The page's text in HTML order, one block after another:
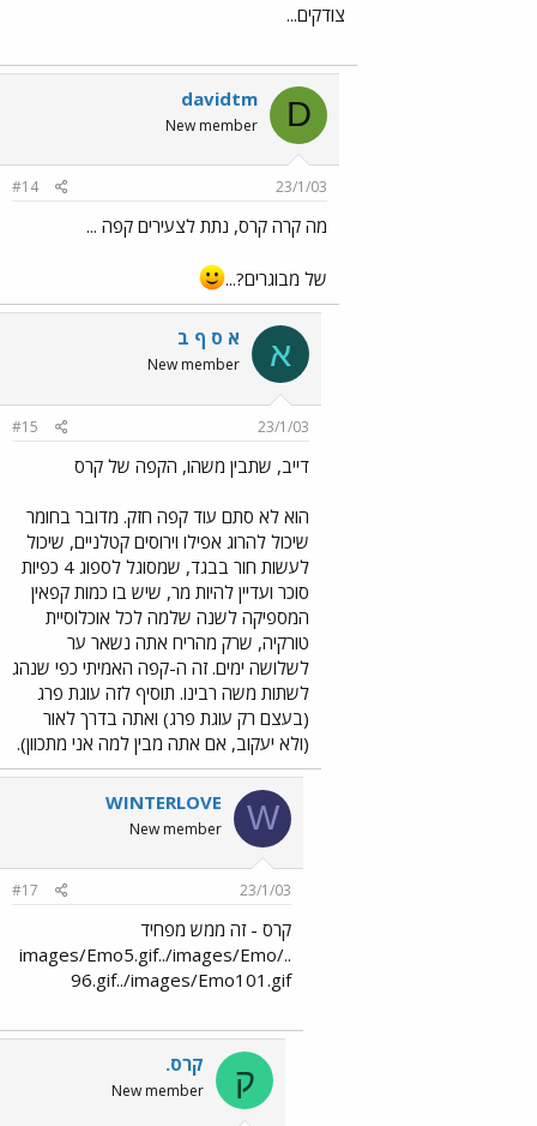
צודקים...
D
davidtm
New member
23/1/03
#14
מה קרה קרס, נתת לצעירים קפה ...
של מבוגרים?...
א א ס ף ב
New member
23/1/03
#15
דייב, שתבין משהו, הקפה של קרס
הוא לא סתם עוד קפה חזק. מדובר בחומר
שיכול להרוג אפילו וירוסים קטלניים, שיכול
לעשות חור בבגד, שמסוגל לספוג 4 כפיות
סוכר ועדיין להיות מר, שיש בו כמות קפאין
המספיקה לשנה שלמה לכל אוכלוסיית
טורקיה, שרק מהריח אתה נשאר ער
לשלושה ימים. זה ה-קפה האמיתי כפי שנהג
לשתות משה רבינו. תוסיף לזה עוגת פרג
(בעצם רק עוגת פרג) ואתה בדרך לאור
(ולא יעקוב, אם אתה מבין למה אני מתכוון).
W
WINTERLOVE
New member
23/1/03
#17
קרס - זה ממש מפחיד
../images/Emo5.gif../images/Emo
96.gif../images/Emo101.gif
ק קרס.
New member